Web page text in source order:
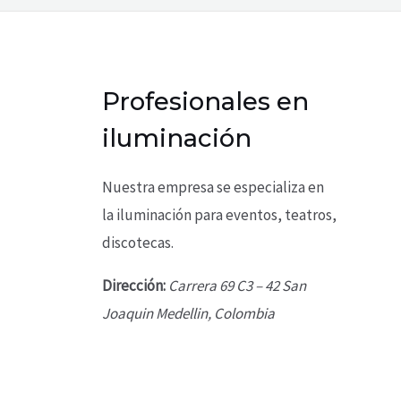
Profesionales en
iluminación
Nuestra empresa se especializa en
la iluminación para eventos, teatros,
discotecas.
Dirección: Carrera 69 C3 – 42 San
Joaquin Medellin, Colombia